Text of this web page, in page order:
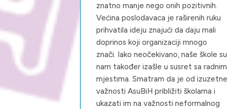
znatno manje nego onih pozitivnih.
Većina poslodavaca je raširenih ruku
prihvatila ideju znajući da daju mali
doprinos koji organizaciji mnogo
znači. Iako neočekivano, naše škole su
nam također izašle u susret sa radnim
mjestima. Smatram da je od izuzetne
važnosti AsuBiH približiti školama i
ukazati im na važnosti neformalnog